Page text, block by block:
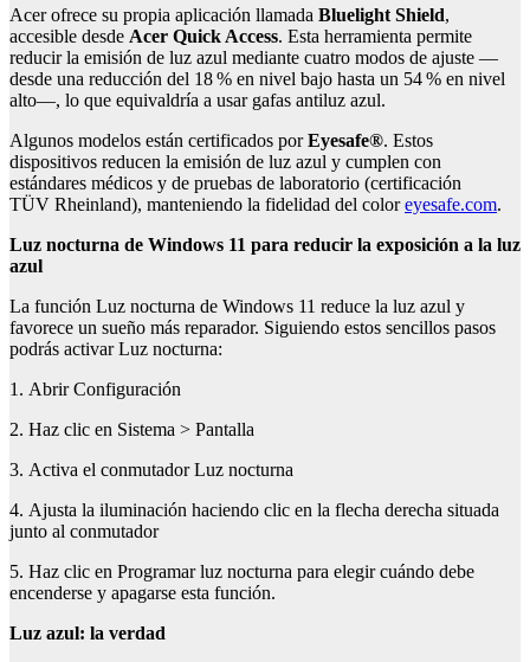
Acer ofrece su propia aplicación llamada Bluelight Shield,
accesible desde Acer Quick Access. Esta herramienta permite
reducir la emisión de luz azul mediante cuatro modos de ajuste —
desde una reducción del 18 % en nivel bajo hasta un 54 % en nivel
alto—, lo que equivaldría a usar gafas antiluz azul.
Algunos modelos están certificados porEyesafe®. Estos
dispositivos reducen la emisión de luz azul y cumplen con
estándares médicos y de pruebas de laboratorio (certificación
TÜV Rheinland), manteniendo la fidelidad del coloreyesafe.com.
Luz nocturna de Windows 11 para reducir la exposición a la luz
azul
La función Luz nocturna de Windows 11 reduce la luz azul y
favorece un sueño más reparador. Siguiendo estos sencillos pasos
podrás activar Luz nocturna:
1. Abrir Configuración
2. Haz clic en Sistema > Pantalla
3. Activa el conmutador Luz nocturna
4. Ajusta la iluminación haciendo clic en la flecha derecha situada
junto al conmutador
5. Haz clic en Programar luz nocturna para elegir cuándo debe
encenderse y apagarse esta función.
Luz azul: la verdad